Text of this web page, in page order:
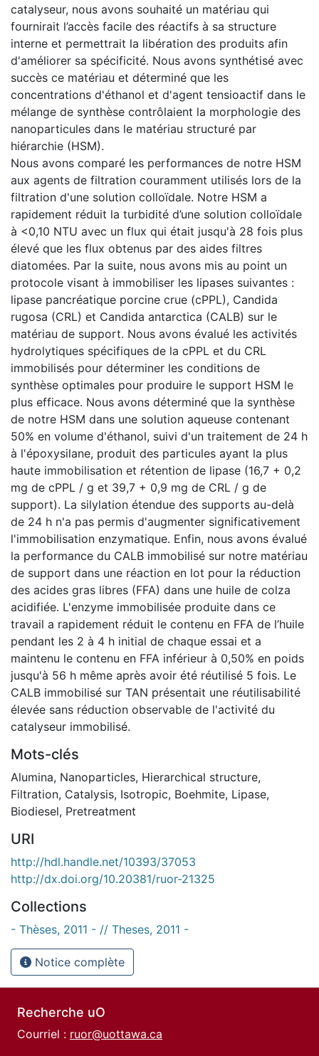
catalyseur, nous avons souhaité un matériau qui
fournirait l’accès facile des réactifs à sa structure
interne et permettrait la libération des produits afin
d'améliorer sa spécificité. Nous avons synthétisé avec
succès ce matériau et déterminé que les
concentrations d'éthanol et d'agent tensioactif dans le
mélange de synthèse contrôlaient la morphologie des
nanoparticules dans le matériau structuré par
hiérarchie (HSM).
Nous avons comparé les performances de notre HSM
aux agents de filtration couramment utilisés lors de la
filtration d'une solution colloïdale. Notre HSM a
rapidement réduit la turbidité d’une solution colloïdale
à <0,10 NTU avec un flux qui était jusqu'à 28 fois plus
élevé que les flux obtenus par des aides filtres
diatomées. Par la suite, nous avons mis au point un
protocole visant à immobiliser les lipases suivantes :
lipase pancréatique porcine crue (cPPL), Candida
rugosa (CRL) et Candida antarctica (CALB) sur le
matériau de support. Nous avons évalué les activités
hydrolytiques spécifiques de la cPPL et du CRL
immobilisés pour déterminer les conditions de
synthèse optimales pour produire le support HSM le
plus efficace. Nous avons déterminé que la synthèse
de notre HSM dans une solution aqueuse contenant
50% en volume d'éthanol, suivi d'un traitement de 24 h
à l'époxysilane, produit des particules ayant la plus
haute immobilisation et rétention de lipase (16,7 + 0,2
mg de cPPL / g et 39,7 + 0,9 mg de CRL / g de
support). La silylation étendue des supports au-delà
de 24 h n'a pas permis d'augmenter significativement
l'immobilisation enzymatique. Enfin, nous avons évalué
la performance du CALB immobilisé sur notre matériau
de support dans une réaction en lot pour la réduction
des acides gras libres (FFA) dans une huile de colza
acidifiée. L'enzyme immobilisée produite dans ce
travail a rapidement réduit le contenu en FFA de l’huile
pendant les 2 à 4 h initial de chaque essai et a
maintenu le contenu en FFA inférieur à 0,50% en poids
jusqu'à 56 h même après avoir été réutilisé 5 fois. Le
CALB immobilisé sur TAN présentait une réutilisabilité
élevée sans réduction observable de l'activité du
catalyseur immobilisé.
Mots-clés
Alumina, Nanoparticles, Hierarchical structure,
Filtration, Catalysis, Isotropic, Boehmite, Lipase,
Biodiesel, Pretreatment
URI
http://hdl.handle.net/10393/37053
http://dx.doi.org/10.20381/ruor-21325
Collections
- Thèses, 2011 - // Theses, 2011 -
Notice complète
Recherche uO
Courriel : ruor@uottawa.ca